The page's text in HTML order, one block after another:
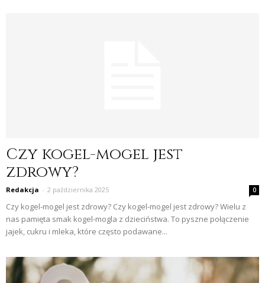
Czy kogel-mogel jest
zdrowy?
Redakcja - 2 października 2025 0
Czy kogel-mogel jest zdrowy? Czy kogel-mogel jest zdrowy? Wielu z
nas pamięta smak kogel-mogla z dzieciństwa. To pyszne połączenie
jajek, cukru i mleka, które często podawane...